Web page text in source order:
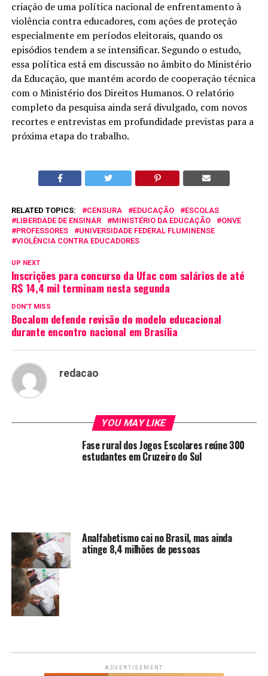
criação de uma política nacional de enfrentamento à
violência contra educadores, com ações de proteção
especialmente em períodos eleitorais, quando os
episódios tendem a se intensificar. Segundo o estudo,
essa política está em discussão no âmbito do Ministério
da Educação, que mantém acordo de cooperação técnica
com o Ministério dos Direitos Humanos. O relatório
completo da pesquisa ainda será divulgado, com novos
recortes e entrevistas em profundidade previstas para a
próxima etapa do trabalho.
RELATED TOPICS: CENSURA EDUCAÇÃO
ESCOLAS
LIBERDADE DE ENSINAR
MINISTÉRIO DA EDUCAÇÃO
ONVE
PROFESSORES
UNIVERSIDADE FEDERAL FLUMINENSE
VIOLÊNCIA CONTRA EDUCADORES
UP NEXT
Inscrições para concurso da Ufac com salários de até
R$ 14,4 mil terminam nesta segunda
DON'T MISS
Bocalom defende revisão do modelo educacional
durante encontro nacional em Brasília
redacao
YOU MAY LIKE
Fase rural dos Jogos Escolares reúne 300
estudantes em Cruzeiro do Sul
Analfabetismo cai no Brasil, mas ainda
atinge 8,4 milhões de pessoas
ADVERTISEMENT